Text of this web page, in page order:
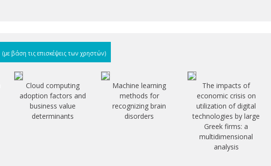
(με βάση τις επισκέψεις των χρηστών)
Cloud computing
adoption factors and
business value
determinants
Machine learning
methods for
recognizing brain
disorders
The impacts of
economic crisis on
utilization of digital
technologies by large
Greek firms: a
multidimensional
analysis